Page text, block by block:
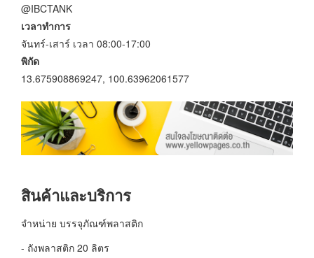
@IBCTANK
เวลาทำการ
จันทร์-เสาร์ เวลา 08:00-17:00
พิกัด
13.675908869247, 100.63962061577
สินค้าและบริการ
จำหน่าย บรรจุภัณฑ์พลาสติก
- ถังพลาสติก 20 ลิตร